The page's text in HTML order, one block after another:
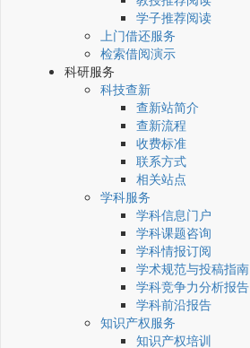
学子推荐阅读
上门借还服务
检索借阅演示
科研服务
科技查新
查新站简介
查新流程
收费标准
联系方式
相关站点
学科服务
学科信息门户
学科课题咨询
学科情报订阅
学术规范与投稿指南
学科竞争力分析报告
学科前沿报告
知识产权服务
知识产权培训